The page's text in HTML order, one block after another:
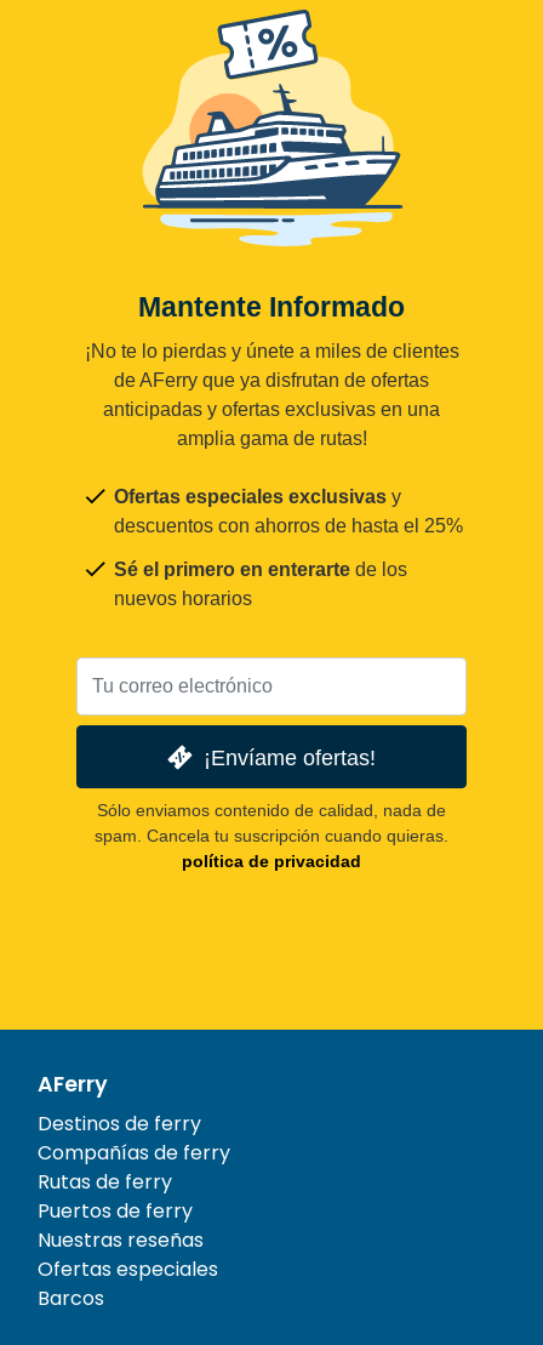
Mantente Informado
¡No te lo pierdas y únete a miles de clientes
de AFerry que ya disfrutan de ofertas
anticipadas y ofertas exclusivas en una
amplia gama de rutas!
Ofertas especiales exclusivas y
descuentos con ahorros de hasta el 25%
Sé el primero en enterarte de los
nuevos horarios
¡Envíame ofertas!
Sólo enviamos contenido de calidad, nada de
spam. Cancela tu suscripción cuando quieras.
política de privacidad
AFerry
Destinos de ferry
Compañías de ferry
Rutas de ferry
Puertos de ferry
Nuestras reseñas
Ofertas especiales
Barcos